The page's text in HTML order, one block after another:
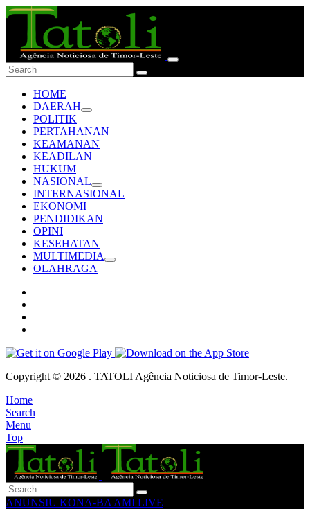
HOME
DAERAH
POLITIK
PERTAHANAN
KEAMANAN
KEADILAN
HUKUM
NASIONAL
INTERNASIONAL
EKONOMI
PENDIDIKAN
OPINI
KESEHATAN
MULTIMEDIA
OLAHRAGA
Copyright © 2026 . TATOLI Agência Noticiosa de Timor-Leste.
Home
Search
Menu
Top
ANUNSIU KONA-BA AMI LIVE